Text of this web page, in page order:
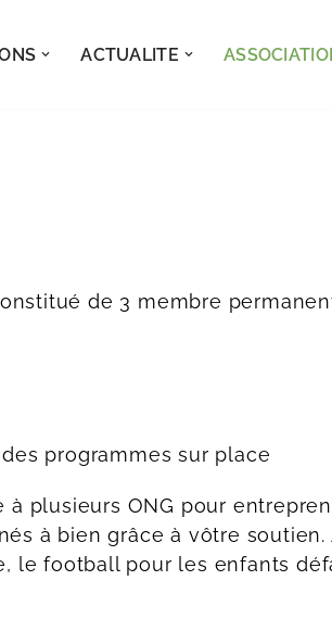
ACTUALITE
de 3 membre
programmes sur place
à plusieurs ONG pour
à bien grâce à vôtre soutien.
le football pour les enfants